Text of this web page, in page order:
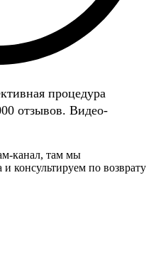
процедура
отзывов. Видео-
канал, там мы
консультируем по возврату